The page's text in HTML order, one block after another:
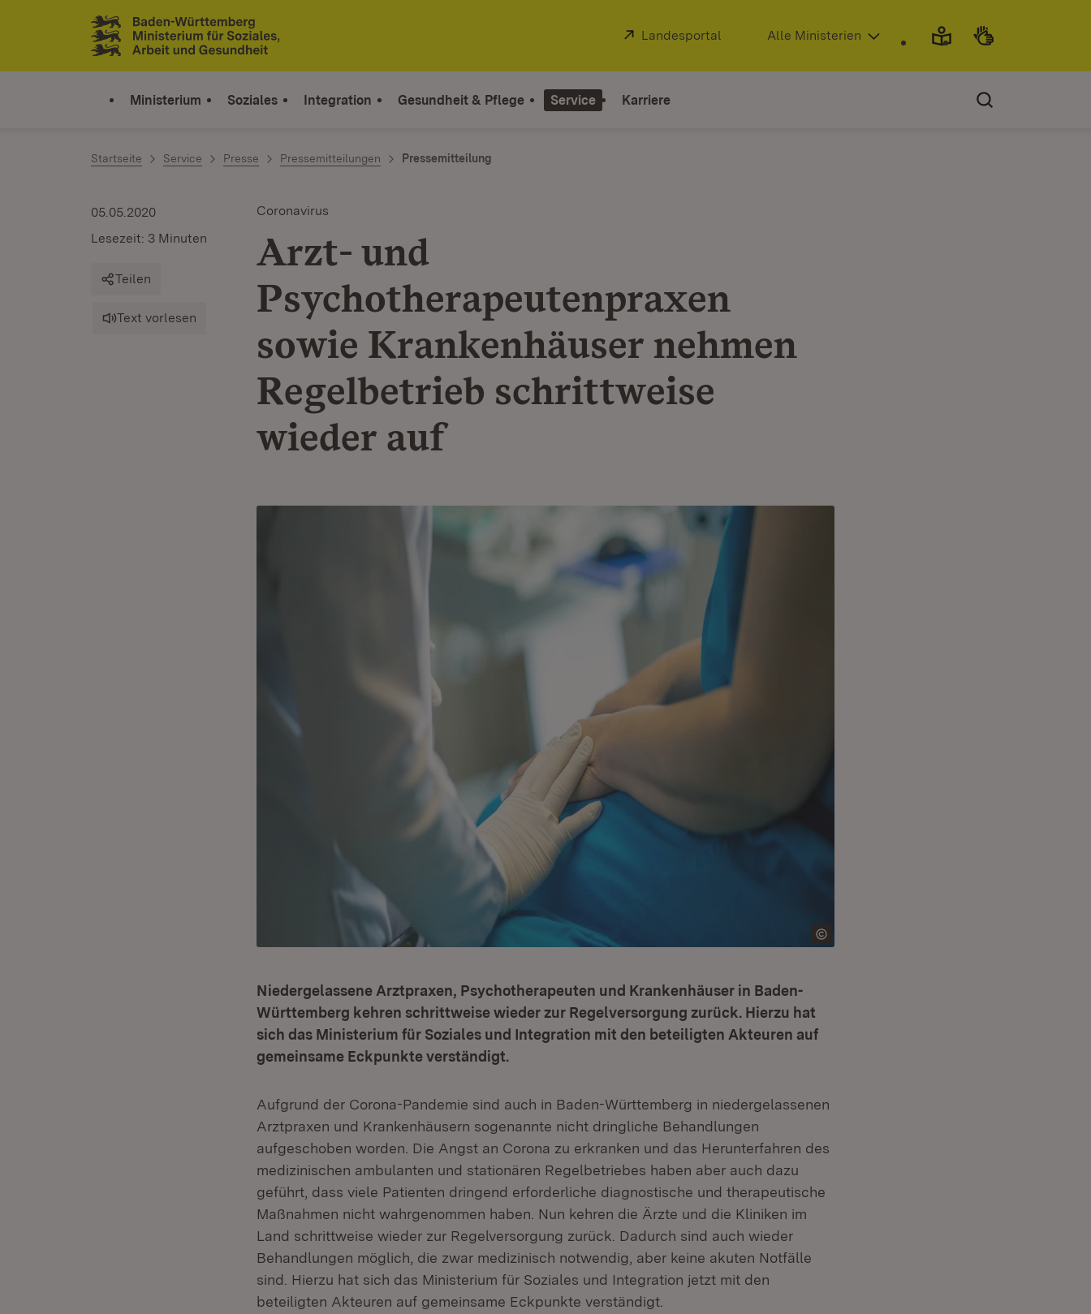
Zum Inhalt springen
Link zur Startseite
Extern:
Landesportal (Öffnet in neuem Fenster)
Alle Ministerien
Ministerium Soziales Integration Gesundheit & Pflege Service Karriere
Startseite Service Presse Pressemitteilungen Pressemitteilung
Coronavirus
Arzt- und
Psychotherapeutenpraxen
sowie Krankenhäuser nehmen
Regelbetrieb schrittweise
wieder auf
05.05.2020
Lesezeit: 3 Minuten
Teilen
Text vorlesen
Niedergelassene Arztpraxen, Psychotherapeuten und Krankenhäuser in Baden-
Württemberg kehren schrittweise wieder zur Regelversorgung zurück. Hierzu hat
sich das Ministerium für Soziales und Integration mit den beteiligten Akteuren auf
gemeinsame Eckpunkte verständigt.
Aufgrund der Corona-Pandemie sind auch in Baden-Württemberg in niedergelassenen
Arztpraxen und Krankenhäusern sogenannte nicht dringliche Behandlungen
aufgeschoben worden. Die Angst an Corona zu erkranken und das Herunterfahren des
medizinischen ambulanten und stationären Regelbetriebes haben aber auch dazu
geführt, dass viele Patienten dringend erforderliche diagnostische und therapeutische
Maßnahmen nicht wahrgenommen haben. Nun kehren die Ärzte und die Kliniken im
Land schrittweise wieder zur Regelversorgung zurück. Dadurch sind auch wieder
Behandlungen möglich, die zwar medizinisch notwendig, aber keine akuten Notfälle
sind. Hierzu hat sich das Ministerium für Soziales und Integration jetzt mit den
beteiligten Akteuren auf gemeinsame Eckpunkte verständigt.